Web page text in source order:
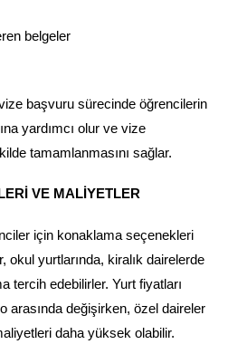
belgeler
başvuru sürecinde öğrencilerin
yardımcı olur ve vize
tamamlanmasını sağlar.
VE MALIYETLER
için konaklama seçenekleri
okul yurtlarında, kiralık dairelerde
tercih edebilirler. Yurt fiyatları
arasında değişirken, özel daireler
daha yüksek olabilir.